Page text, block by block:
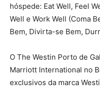
hóspede: Eat Well, Feel
Well e Work Well (Coma
Bem, Divirta-se Bem,
O The Westin Porto de
Marriott International no
exclusivos da marca